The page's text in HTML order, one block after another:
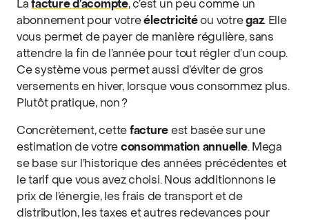
Lafacture d’acompte, c’est un peu comme un
abonnement pour votreélectricitéou votregaz. Elle
vous permet de payer de manière régulière, sans
attendre la fin de l’année pour tout régler d’un coup.
Ce système vous permet aussi d’éviter de gros
versements en hiver, lorsque vous consommez plus.
Plutôt pratique, non ?
Concrètement, cette facture est basée sur une
estimation de votre consommation annuelle. Mega
se base sur l’historique des années précédentes et
le tarif que vous avez choisi. Nous additionnons le
prix de l’énergie, les frais de transport et de
distribution, les taxes et autres redevances pour